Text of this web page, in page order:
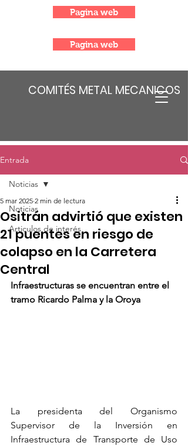
COMITÉS METAL MECANICOS
Pagina web
Pagina web
Entrada
Noticias
Articulos de interés
Noticias
Ositrán advirtió que existen
21 puentes en riesgo de
colapso en la Carretera
Central
5 mar 2025 2 min de lectura
Infraestructuras se encuentran entre el
tramo Ricardo Palma y la Oroya
La presidenta del Organismo
Supervisor de la Inversión en
Infraestructura de Transporte de Uso